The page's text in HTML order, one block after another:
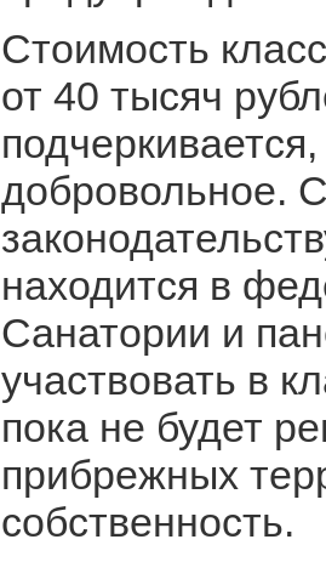
Стоимость
от 40 тысяч
добровольное.
находится в
Санатории и
участвовать в
пока не будет
прибрежных
собственность.